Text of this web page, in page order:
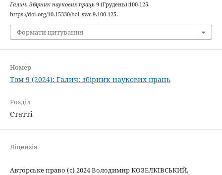
Галич. Збірник наукових праць9 (Грудень):100-125.
https://doi.org/10.15330/hal_swc.9.100-125.
Формати цитування
Номер
Том 9 (2024): Галич: збірник наукових праць
Розділ
Статті
Ліцензія
Авторське право (c) 2024 Володимир КОЗЕЛКІВСЬКИЙ,